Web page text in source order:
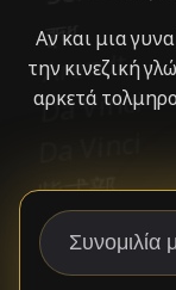
Αν και μια
την κινεζική
αρκετά